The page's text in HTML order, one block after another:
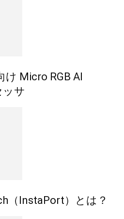
け Micro RGB AI
ッサ
（InstaPort）とは？